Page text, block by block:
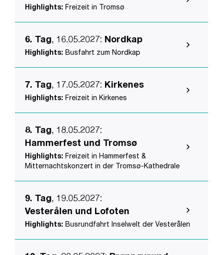
Highlights: Freizeit in Tromsø
6. Tag, 16.05.2027: Nordkap
Highlights: Busfahrt zum Nordkap
7. Tag, 17.05.2027: Kirkenes
Highlights: Freizeit in Kirkenes
8. Tag, 18.05.2027:
Hammerfest und Tromsø
Highlights: Freizeit in Hammerfest &
Mitternachtskonzert in der Tromsø-Kathedrale
9. Tag, 19.05.2027:
Vesterålen und Lofoten
Highlights: Busrundfahrt Inselwelt der Vesterålen